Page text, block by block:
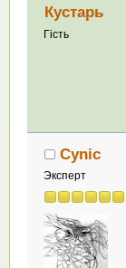
Кустарь
Гість
Cynic
Эксперт